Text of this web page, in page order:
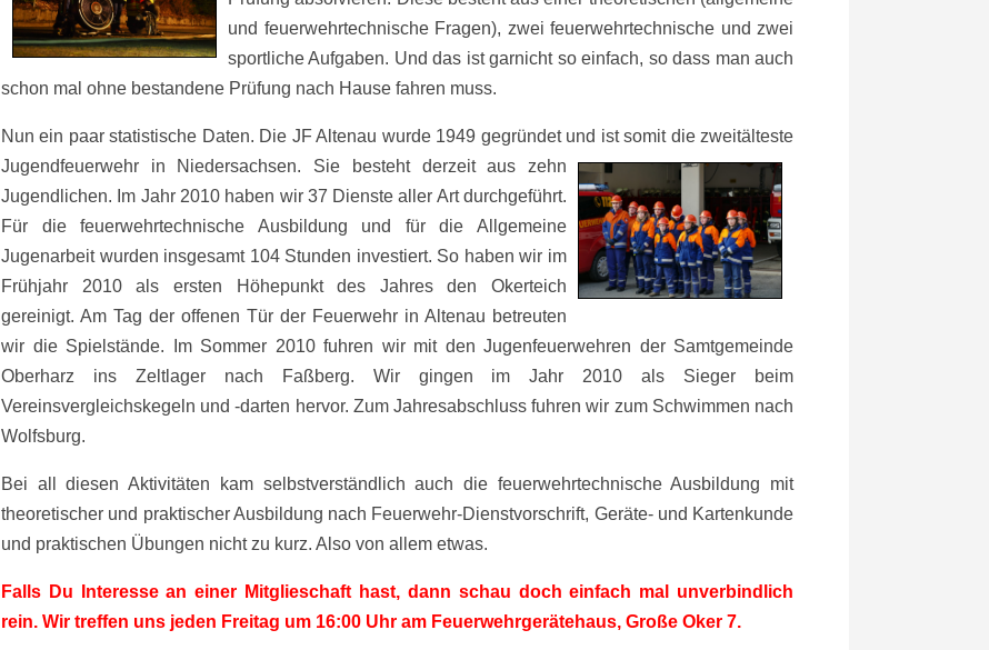
und feuerwehrtechnische Fragen), zwei feuerwehrtechnische und zwei
sportliche Aufgaben. Und das ist garnicht so einfach, so dass man auch
schon mal ohne bestandene Prüfung nach Hause fahren muss.
Nun ein paar statistische Daten. Die JF Altenau wurde 1949 gegründet und ist somit die zweitälteste
Jugendfeuerwehr in Niedersachsen. Sie besteht derzeit aus zehn
Jugendlichen. Im Jahr 2010 haben wir 37 Dienste aller Art durchgeführt.
Für die feuerwehrtechnische Ausbildung und für die Allgemeine
Jugenarbeit wurden insgesamt 104 Stunden investiert. So haben wir im
Frühjahr 2010 als ersten Höhepunkt des Jahres den Okerteich
gereinigt. Am Tag der offenen Tür der Feuerwehr in Altenau betreuten
wir die Spielstände. Im Sommer 2010 fuhren wir mit den Jugenfeuerwehren der Samtgemeinde
Oberharz ins Zeltlager nach Faßberg. Wir gingen im Jahr 2010 als Sieger beim
Vereinsvergleichskegeln und -darten hervor. Zum Jahresabschluss fuhren wir zum Schwimmen nach
Wolfsburg.
Bei all diesen Aktivitäten kam selbstverständlich auch die feuerwehrtechnische Ausbildung mit
theoretischer und praktischer Ausbildung nach Feuerwehr-Dienstvorschrift, Geräte- und Kartenkunde
und praktischen Übungen nicht zu kurz. Also von allem etwas.
Falls Du Interesse an einer Mitglieschaft hast, dann schau doch einfach mal unverbindlich
rein. Wir treffen uns jeden Freitag um 16:00 Uhr am Feuerwehrgerätehaus, Große Oker 7.